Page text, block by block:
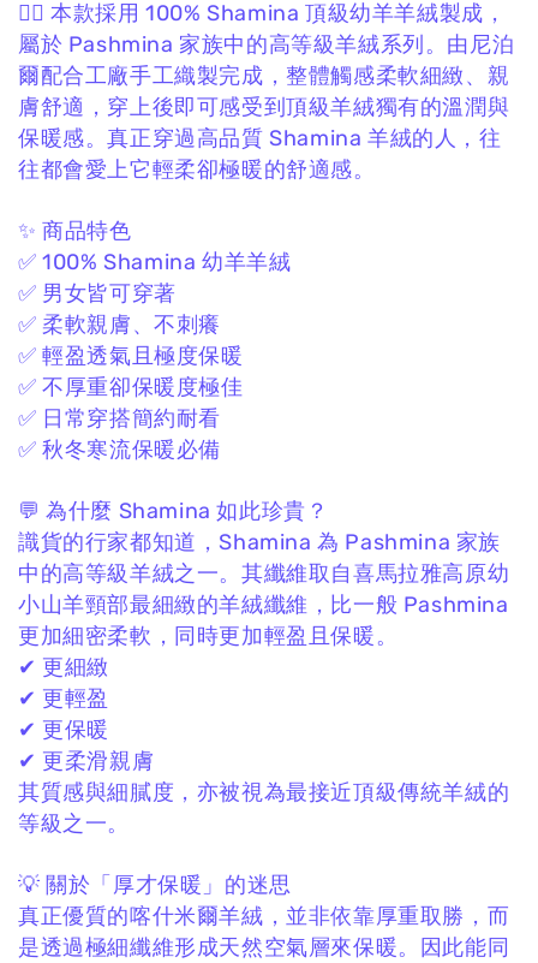
❤️‍🔥 本款採用 100% Shamina 頂級幼羊羊絨製成，
屬於 Pashmina 家族中的高等級羊絨系列。 由尼泊
爾配合工廠手工織製完成，整體觸感柔軟細緻、親
膚舒適， 穿上後即可感受到頂級羊絨獨有的溫潤與
保暖感。真正穿過高品質 Shamina 羊絨的人，往
往都會愛上它輕柔卻極暖的舒適感。
✨ 商品特色
✅ 100% Shamina 幼羊羊絨
✅ 男女皆可穿著
✅ 柔軟親膚、不刺癢
✅ 輕盈透氣且極度保暖
✅ 不厚重卻保暖度極佳
✅ 日常穿搭簡約耐看
✅ 秋冬寒流保暖必備
💬 為什麼 Shamina 如此珍貴？
識貨的行家都知道， Shamina 為 Pashmina 家族
中的高等級羊絨之一。其纖維取自喜馬拉雅高原幼
小山羊頸部最細緻的羊絨纖維， 比一般 Pashmina
更加細密柔軟， 同時更加輕盈且保暖。
✔ 更細緻
✔ 更輕盈
✔ 更保暖
✔ 更柔滑親膚
其質感與細膩度， 亦被視為最接近頂級傳統羊絨的
等級之一。
💡 關於「厚才保暖」的迷思
真正優質的喀什米爾羊絨， 並非依靠厚重取勝， 而
是透過極細纖維形成天然空氣層來保暖。
因此能同